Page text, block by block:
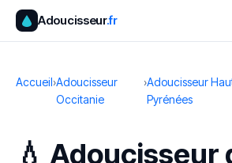
Adoucisseur.fr
Accueil›Adoucisseur
Occitanie
›Adoucisseur
Pyrénées
💧 Adoucisseur